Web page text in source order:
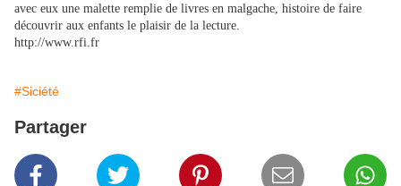
avec eux une malette remplie de livres en malgache, histoire de faire
découvrir aux enfants le plaisir de la lecture.
http://www.rfi.fr
#Siciété
Partager